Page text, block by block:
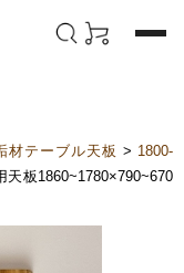
材テーブル天板 > 1800-
板1860~1780×790~670